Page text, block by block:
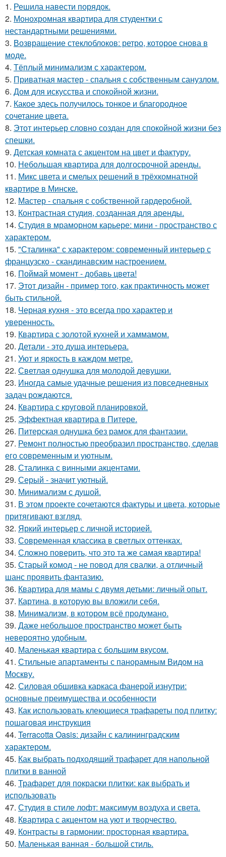
1. Решила навести порядок.
2. Монохромная квартира для студентки с
нестандартными решениями.
3. Возвращение стеклоблоков: ретро, которое снова в
моде.
4. Тёплый минимализм с характером.
5. Приватная мастер - спальня с собственным санузлом.
6. Дом для искусства и спокойной жизни.
7. Какое здесь получилось тонкое и благородное
сочетание цвета.
8. Этот интерьер словно создан для спокойной жизни без
спешки.
9. Детская комната с акцентом на цвет и фактуру.
10. Небольшая квартира для долгосрочной аренды.
11. Микс цвета и смелых решений в трёхкомнатной
квартире в Минске.
12. Мастер - спальня с собственной гардеробной.
13. Контрастная студия, созданная для аренды.
14. Студия в мраморном карьере: мини - пространство с
характером.
15. "Сталинка" с характером: современный интерьер с
французско - скандинавским настроением.
16. Поймай момент - добавь цвета!
17. Этот дизайн - пример того, как практичность может
быть стильной.
18. Черная кухня - это всегда про характер и
уверенность.
19. Квартира с золотой кухней и хаммамом.
20. Детали - это душа интерьера.
21. Уют и яркость в каждом метре.
22. Светлая однушка для молодой девушки.
23. Иногда самые удачные решения из повседневных
задач рождаются.
24. Квартира с круговой планировкой.
25. Эффектная квартира в Питере.
26. Питерская однушка без рамок для фантазии.
27. Ремонт полностью преобразил пространство, сделав
его современным и уютным.
28. Сталинка с винными акцентами.
29. Серый - значит уютный.
30. Минимализм с душой.
31. В этом проекте сочетаются фактуры и цвета, которые
притягивают взгляд.
32. Яркий интерьер с личной историей.
33. Современная классика в светлых оттенках.
34. Сложно поверить, что это та же самая квартира!
35. Старый комод - не повод для свалки, а отличный
шанс проявить фантазию.
36. Квартира для мамы с двумя детьми: личный опыт.
37. Картина, в которую вы вложили себя.
38. Минимализм, в котором всё продумано.
39. Даже небольшое пространство может быть
невероятно удобным.
40. Маленькая квартира с большим вкусом.
41. Стильные апартаменты с панорамным Видом на
Москву.
42. Силовая обшивка каркаса фанерой изнутри:
основные преимущества и особенности
43. Как использовать клеющиеся трафареты под плитку:
пошаговая инструкция
44. Terracotta Oasis: дизайн с калининградским
характером.
45. Как выбрать подходящий трафарет для напольной
плитки в ванной
46. Трафарет для покраски плитки: как выбрать и
использовать
47. Студия в стиле лофт: максимум воздуха и света.
48. Квартира с акцентом на уют и творчество.
49. Контрасты в гармонии: просторная квартира.
50. Маленькая ванная - большой стиль.